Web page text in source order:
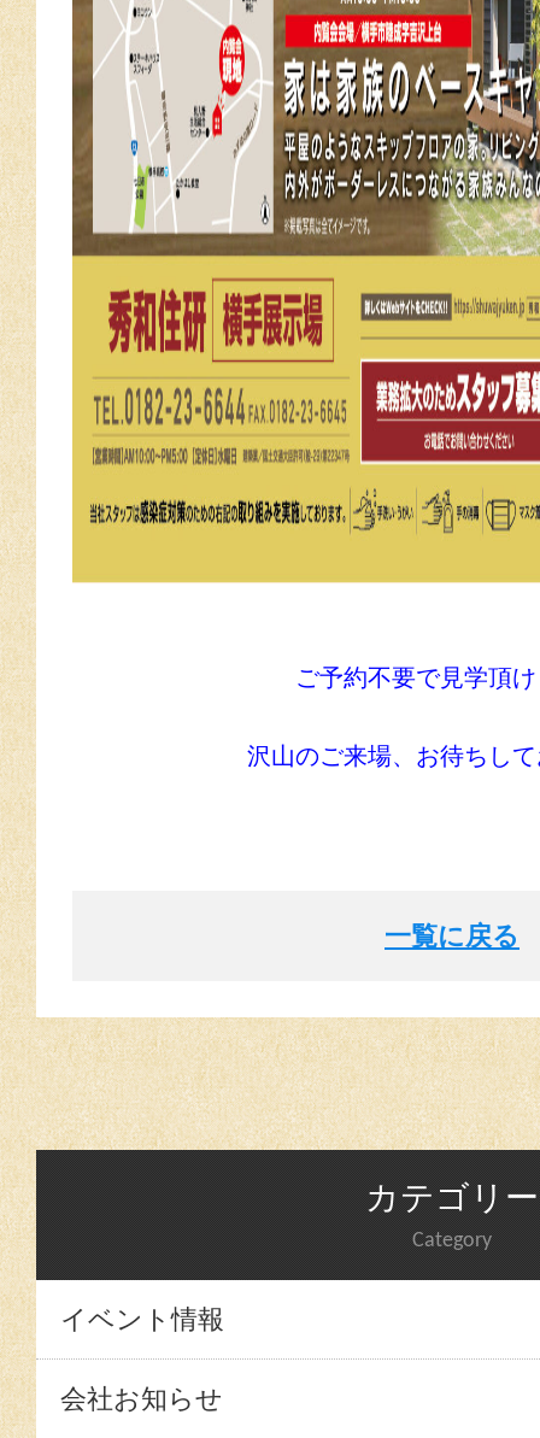
ご予約不要で見学頂
沢山のご来場、お待ちし
一覧に戻る
カテゴリー
Category
イベント情報
会社お知らせ